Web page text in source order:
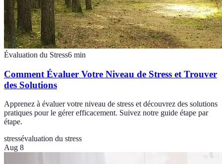
Évaluation du Stress6 min
Comment Évaluer Votre Niveau de Stress et Trouver
des Solutions
Apprenez à évaluer votre niveau de stress et découvrez des solutions
pratiques pour le gérer efficacement. Suivez notre guide étape par
étape.
stressévaluation du stress
Aug 8